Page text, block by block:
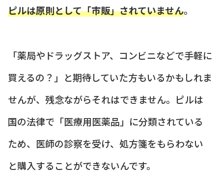
ピルは原則として「市販」されていません。
「薬局やドラッグストア、コンビニなどで手軽に
買えるの？」と期待していた方もいるかもしれま
せんが、残念ながらそれはできません。ピルは
国の法律で「医療用医薬品」に分類されている
ため、医師の診察を受け、処方箋をもらわない
と購入することができないんです。